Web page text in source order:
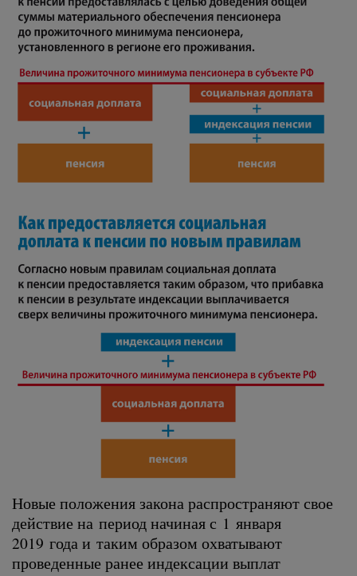
Новые положения закона распространяют свое
действие на период начиная с 1 января
2019 года и таким образом охватывают
проведенные ранее индексации выплат